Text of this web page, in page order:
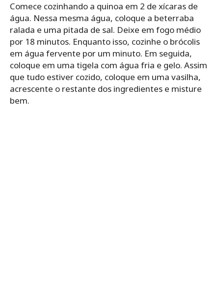
Comece cozinhando a quinoa em 2 de xícaras de
água. Nessa mesma água, coloque a beterraba
ralada e uma pitada de sal. Deixe em fogo médio
por 18 minutos. Enquanto isso, cozinhe o brócolis
em água fervente por um minuto. Em seguida,
coloque em uma tigela com água fria e gelo. Assim
que tudo estiver cozido, coloque em uma vasilha,
acrescente o restante dos ingredientes e misture
bem.